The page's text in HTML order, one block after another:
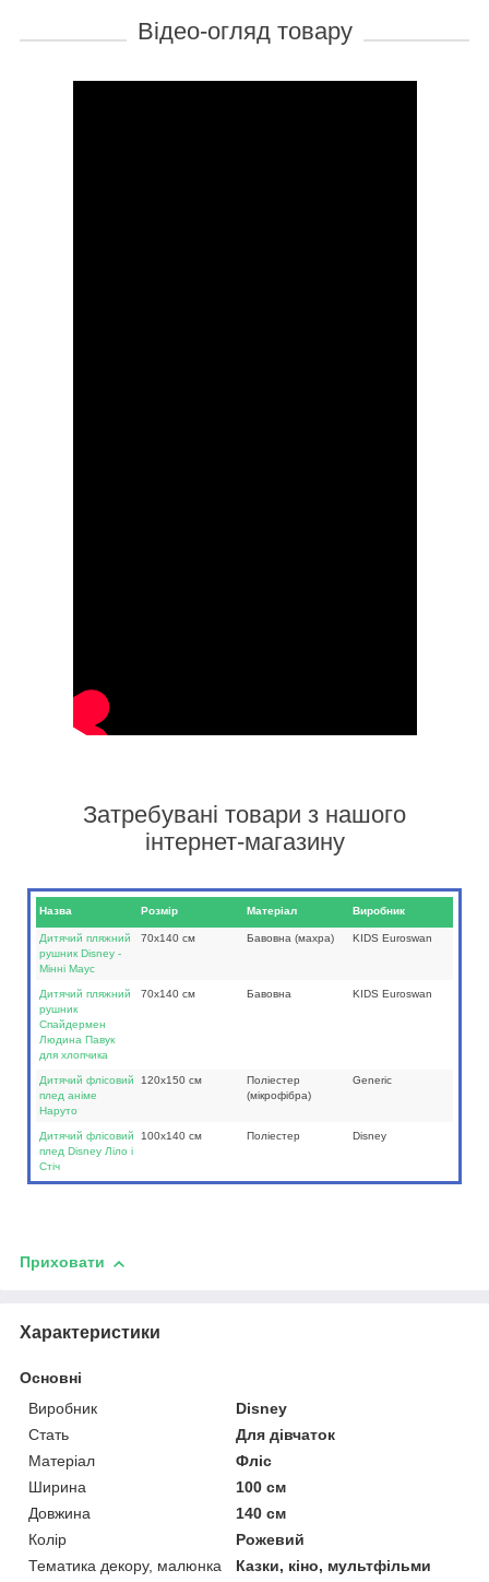
Відео-огляд товару
Затребувані товари з нашого
інтернет-магазину
Назва Розмір Матеріал Виробник
Дитячий пляжний
рушник Disney -
Мінні Маус
70х140 см Бавовна (махра) KIDS Euroswan
Дитячий пляжний
рушник
Спайдермен
Людина Павук
для хлопчика
70х140 см Бавовна KIDS Euroswan
Дитячий флісовий
плед аніме
Наруто
120х150 см
Поліестер
(мікрофібра)
Generic
Дитячий флісовий
плед Disney Ліло і
Стіч
100х140 см Поліестер Disney
Приховати
Характеристики
Основні
Виробник
Disney
Стать
Для дівчаток
Матеріал
Фліс
Ширина
100 см
Довжина
140 см
Колір
Рожевий
Тематика декору, малюнка
Казки, кіно, мультфільми